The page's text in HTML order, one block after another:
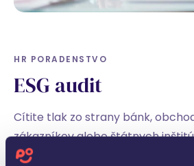
HR PORADENSTVO
ESG audit
Cítite tlak zo strany bánk,
zákazníkov alebo štátnych
dnes nie je len formalita, ale aj